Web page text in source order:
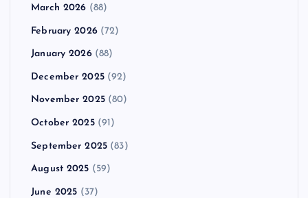
March 2026 (88)
February 2026(72)
January 2026(88)
December 2025(92)
November 2025(80)
October 2025(91)
September 2025 (83)
August 2025 (59)
June 2025 (37)